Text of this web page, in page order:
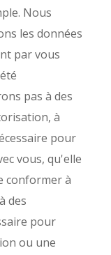
Nous
les données
par vous
pas à des
à
pour
vous, qu'elle
conformer à
des
pour
ou une